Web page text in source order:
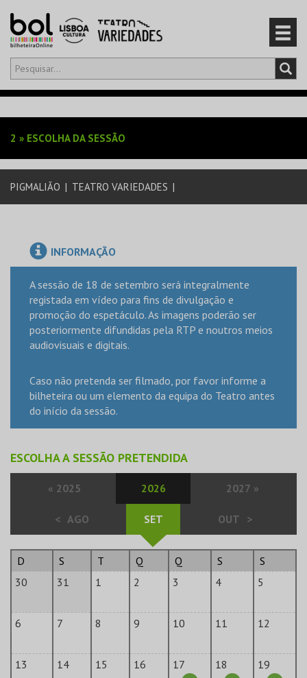
Olá,iniciar sessão
EVENTOS
CARTÕES
2 » ESCOLHA DA SESSÃO
PIGMALIÃO | TEATRO VARIEDADES |
INFORMAÇÃO
A sessão de 18 de setembro será integralmente
registada em vídeo para fins de divulgação e
promoção do espetáculo. As imagens poderão ser
posteriormente difundidas pela RTP e noutros meios
audiovisuais e digitais.
Caso não pretenda ser filmado, por favor informe a
bilheteira ou um elemento da equipa do Teatro antes
do início da sessão.
ESCOLHA A SESSÃO PRETENDIDA
« 2025 2026 2027 »
< AGO SET OUT >
D S T Q Q S
S
30
31 1 2 3 4 5
6 7 8 9 10 11 12
13 14 15 16 17 18 19